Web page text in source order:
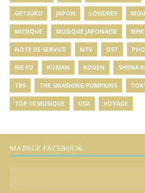
GETSUKU JAPON LONDRES
MUSIQUE MUSIQUE JAPONAISE NHK
NOTE DE SERVICE NTV OST
RIE FU ROMAN ROUEN SHIINA
TBS THE SMASHING PUMPKINS
TOP 10 MUSIQUE USA VOYAGE
MA PAGE FACEBOOK